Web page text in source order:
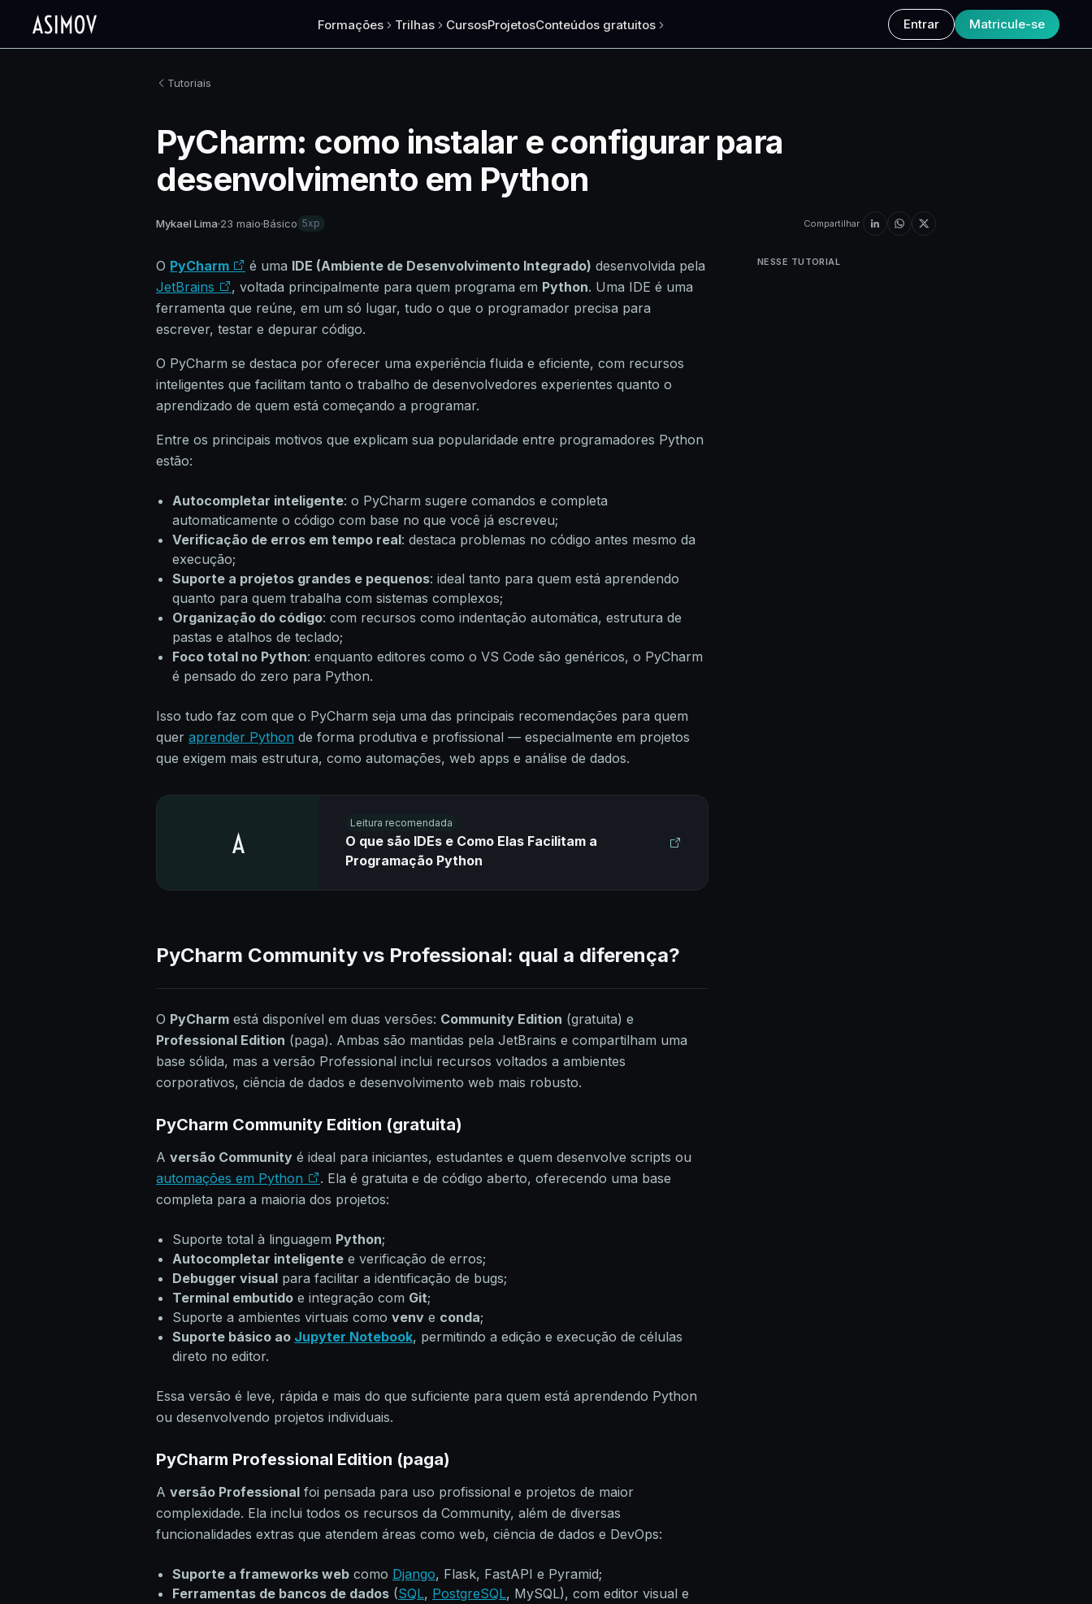
Formações Trilhas CursosProjetosConteúdos gratuitos Entrar Matricule-se
Tutoriais
PyCharm: como instalar e configurar para
desenvolvimento em Python
Mykael Lima 23 maio Básico 5xp Compartilhar
O PyCharm é uma IDE (Ambiente de Desenvolvimento Integrado) desenvolvida pela
JetBrains
, voltada principalmente para quem programa em Python. Uma IDE é uma
ferramenta que reúne, em um só lugar, tudo o que o programador precisa para
escrever, testar e depurar código.
O PyCharm se destaca por oferecer uma experiência fluida e eficiente, com recursos
inteligentes que facilitam tanto o trabalho de desenvolvedores experientes quanto o
aprendizado de quem está começando a programar.
Entre os principais motivos que explicam sua popularidade entre programadores Python
estão:
Autocompletar inteligente: o PyCharm sugere comandos e completa
automaticamente o código com base no que você já escreveu;
Verificação de erros em tempo real: destaca problemas no código antes mesmo da
execução;
Suporte a projetos grandes e pequenos: ideal tanto para quem está aprendendo
quanto para quem trabalha com sistemas complexos;
Organização do código: com recursos como indentação automática, estrutura de
pastas e atalhos de teclado;
Foco total no Python: enquanto editores como o VS Code são genéricos, o PyCharm
é pensado do zero para Python.
Isso tudo faz com que o PyCharm seja uma das principais recomendações para quem
quer aprender Python de forma produtiva e profissional — especialmente em projetos
que exigem mais estrutura, como automações, web apps e análise de dados.
Leitura recomendada
O que são IDEs e Como Elas Facilitam a
Programação Python
PyCharm Community vs Professional: qual a diferença?
O PyCharm está disponível em duas versões: Community Edition (gratuita) e
Professional Edition (paga). Ambas são mantidas pela JetBrains e compartilham uma
base sólida, mas a versão Professional inclui recursos voltados a ambientes
corporativos, ciência de dados e desenvolvimento web mais robusto.
PyCharm Community Edition (gratuita)
A versão Community é ideal para iniciantes, estudantes e quem desenvolve scripts ou
automações em Python
. Ela é gratuita e de código aberto, oferecendo uma base
completa para a maioria dos projetos:
Suporte total à linguagem Python;
Autocompletar inteligente e verificação de erros;
Debugger visual para facilitar a identificação de bugs;
Terminal embutido e integração com Git;
Suporte a ambientes virtuais como venv e conda;
Suporte básico ao Jupyter Notebook, permitindo a edição e execução de células
direto no editor.
Essa versão é leve, rápida e mais do que suficiente para quem está aprendendo Python
ou desenvolvendo projetos individuais.
PyCharm Professional Edition (paga)
A versão Professional foi pensada para uso profissional e projetos de maior
complexidade. Ela inclui todos os recursos da Community, além de diversas
funcionalidades extras que atendem áreas como web, ciência de dados e DevOps:
Suporte a frameworks web como Django, Flask, FastAPI e Pyramid;
Ferramentas de bancos de dados (SQL, PostgreSQL, MySQL), com editor visual e
NESSE TUTORIAL